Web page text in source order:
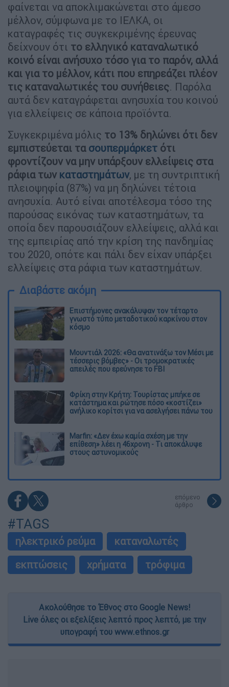
φαίνεται να αποκλιμακώνεται στο άμεσο
μέλλον, σύμφωνα με το ΙΕΛΚΑ, οι
καταγραφές τις συγκεκριμένης έρευνας
δείχνουν ότι το ελληνικό καταναλωτικό
κοινό είναι ανήσυχο τόσο για το παρόν, αλλά
και για το μέλλον, κάτι που επηρεάζει πλέον
τις καταναλωτικές του συνήθειες. Παρόλα
αυτά δεν καταγράφεται ανησυχία του κοινού
για ελλείψεις σε κάποια προϊόντα.
Συγκεκριμένα μόλις το 13% δηλώνει ότι δεν
εμπιστεύεται τα σουπερμάρκετ ότι
φροντίζουν να μην υπάρξουν ελλείψεις στα
ράφια των καταστημάτων, με τη συντριπτική
πλειοψηφία (87%) να μη δηλώνει τέτοια
ανησυχία. Αυτό είναι αποτέλεσμα τόσο της
παρούσας εικόνας των καταστημάτων, τα
οποία δεν παρουσιάζουν ελλείψεις, αλλά και
της εμπειρίας από την κρίση της πανδημίας
του 2020, οπότε και πάλι δεν είχαν υπάρξει
ελλείψεις στα ράφια των καταστημάτων.
Διαβάστε ακόμη
Επιστήμονες ανακάλυψαν τον τέταρτο
γνωστό τύπο μεταδοτικού καρκίνου στον
κόσμο
Μουντιάλ 2026: «Θα ανατινάξω τον Μέσι με
τέσσερις βόμβες» - Οι τρομοκρατικές
απειλές που ερεύνησε το FBI
Φρίκη στην Κρήτη: Τουρίστας μπήκε σε
κατάστημα και ρώτησε πόσο «κοστίζει»
ανήλικο κορίτσι για να ασελγήσει πάνω του
Marfin: «Δεν έχω καμία σχέση με την
επίθεση» λέει η 46χρονη - Τι αποκάλυψε
στους αστυνομικούς
επόμενο
άρθρο
#TAGS
ηλεκτρικό ρεύμα
καταναλωτές
εκπτώσεις
χρήματα τρόφιμα
Ακολούθησε το Έθνος στο Google News!
Live όλες οι εξελίξεις λεπτό προς λεπτό, με την
υπογραφή του www.ethnos.gr